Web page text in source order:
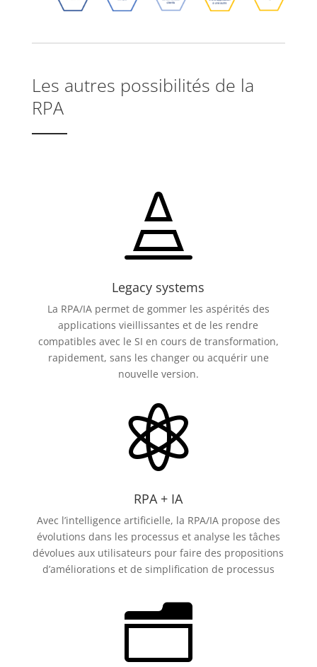
Les autres possibilités de la
RPA

Legacy systems
La RPA/IA permet de gommer les aspérités des
applications vieillissantes et de les rendre
compatibles avec le SI en cours de transformation,
rapidement, sans les changer ou acquérir une
nouvelle version.

RPA + IA
Avec l’intelligence artificielle, la RPA/IA propose des
évolutions dans les processus et analyse les tâches
dévolues aux utilisateurs pour faire des propositions
d’améliorations et de simplification de processus
n